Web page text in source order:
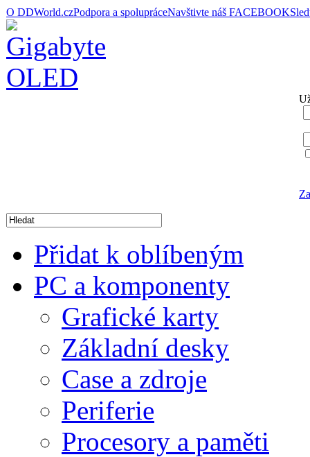
O DDWorld.czPodpora a spolupráceNavštivte náš FACEBOOK
Přidat k oblíbeným
PC a komponenty
Grafické karty
Základní desky
Case a zdroje
Periferie
Procesory a paměti